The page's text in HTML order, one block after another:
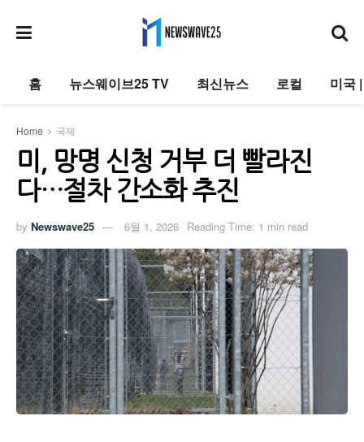
홈 뉴스웨이브25 TV 최신뉴스 로컬 미국
Home 국제
미, 망명 신청 거부 더 빨라진
다…절차 간소화 추진
by Newswave25 6월 1, 2026 Reading Time: 1 min read